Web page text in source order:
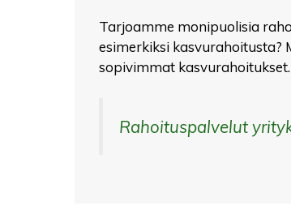
Tarjoamme monipuolisia
esimerkiksi kasvurahoitusta?
sopivimmat
Rahoituspalvelut